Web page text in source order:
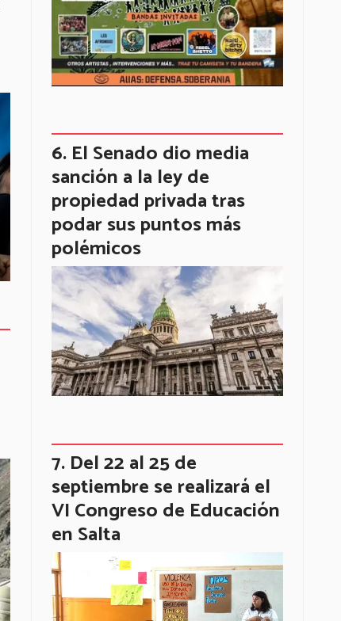
El Senado dio media
sanción a la ley de
propiedad privada tras
podar sus puntos más
polémicos
Del 22 al 25 de
septiembre se realizará el
VI Congreso de Educación
en Salta